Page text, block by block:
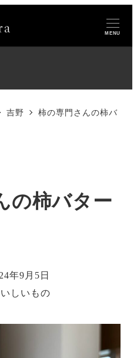
MENU
吉野
柿の専門さんの柿バ
の柿バター
年9月5日
歩カテゴリー
しいもの